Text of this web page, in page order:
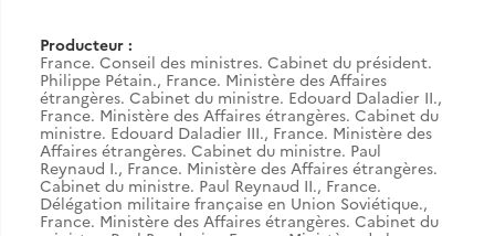
Producteur :
France. Conseil des ministres. Cabinet du président.
Philippe Pétain., France. Ministère des Affaires
étrangères. Cabinet du ministre. Edouard Daladier II.,
France. Ministère des Affaires étrangères. Cabinet du
ministre. Edouard Daladier III., France. Ministère des
Affaires étrangères. Cabinet du ministre. Paul
Reynaud I., France. Ministère des Affaires étrangères.
Cabinet du ministre. Paul Reynaud II., France.
Délégation militaire française en Union Soviétique.,
France. Ministère des Affaires étrangères. Cabinet du